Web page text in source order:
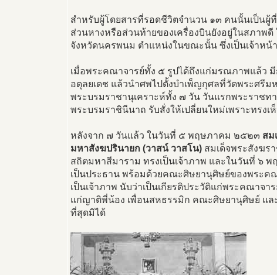
สำหรับผู้โดยสารที่รอดชีวิตจำนวน ๑๓ คนนั้นเป็นผู้
ส่วนหางหรือส่วนท้ายของเครื่องบินยังอยู่ในสภาพ
จังหวัดนครพนม ตำแหน่งในขณะนั้น ซึ่งเป็นเจ้าหน้
เมื่อพระคณาจารย์ทั้ง ๕ รูปได้ถึงแก่มรณภาพแล้ว
อดุลยเดช แล้วนำศพไปตั้งบำเพ็ญกุศลที่วัดพระศรีม
พระบรมราชานุเคราะห์ทั้ง ๗ วัน วันแรกพระราชท
พระบรมราชินีนาถ รับสั่งให้เปลี่ยนใหม่เพราะทรงเ
หลังจาก ๗ วันแล้ว ในวันที่ ๕ พฤษภาคม ๒๕๒๓ สม
มหาสังฆปรินายก (วาสน์ วาสโน) สมเด็จพระสังฆร
สถิตมหาสีมาราม ทรงเป็นเจ้าภาพ และในวันที่ ๖
เป็นประธาน พร้อมด้วยคณะศิษยานุศิษย์ของพระค
เป็นเจ้าภาพ นับว่าเป็นเกียรติประวัติแก่พระคณาจ
แก่ญาติพี่น้อง เพื่อนสหธรรมิก คณะศิษยานุศิษย์ แล
ที่สุดมิได้